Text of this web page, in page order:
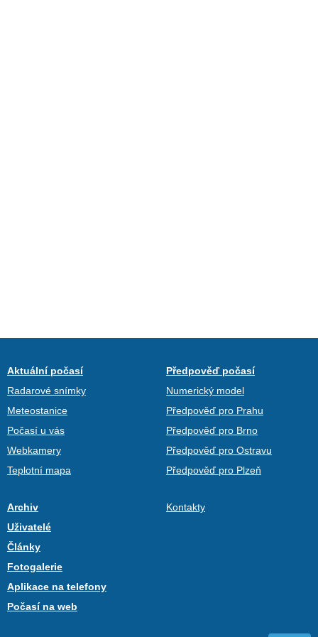
Aktuální počasí
Radarové snímky
Meteostanice
Počasí u vás
Webkamery
Teplotní mapa
Předpověď počasí
Numerický model
Předpověď pro Prahu
Předpověď pro Brno
Předpověď pro Ostravu
Předpověď pro Plzeň
Archiv
Uživatelé
Články
Fotogalerie
Aplikace na telefony
Počasí na web
Kontakty